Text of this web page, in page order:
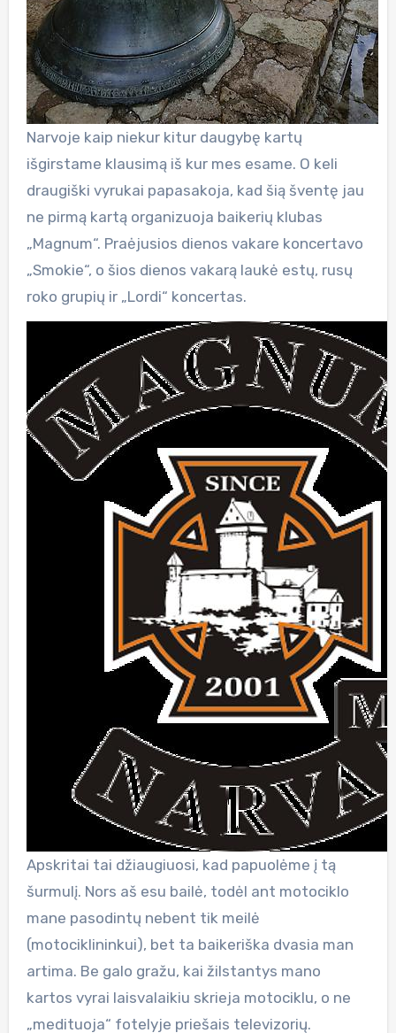
Narvoje kaip niekur kitur daugybę kartų
išgirstame klausimą iš kur mes esame. O keli
draugiški vyrukai papasakoja, kad šią šventę jau
ne pirmą kartą organizuoja baikerių klubas
„Magnum“. Praėjusios dienos vakare koncertavo
„Smokie“, o šios dienos vakarą laukė estų, rusų
roko grupių ir „Lordi“ koncertas.
Apskritai tai džiaugiuosi, kad papuolėme į tą
šurmulį. Nors aš esu bailė, todėl ant motociklo
mane pasodintų nebent tik meilė
(motociklininkui), bet ta baikeriška dvasia man
artima. Be galo gražu, kai žilstantys mano
kartos vyrai laisvalaikiu skrieja motociklu, o ne
„medituoja“ fotelyje priešais televizorių.